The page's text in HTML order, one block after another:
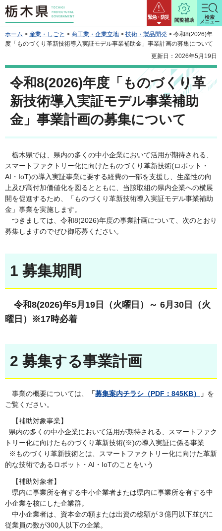
栃木県 緊急・防災
閲覧補助
検索
メニュー
ホーム > 産業・しごと > 商工業・企業立地 > 技術・製品開発 > 令和8(2026)年
度「ものづくり革新技術導入実証モデル事業補助金」事業計画の募集について
更新日：2026年5月19日
令和8(2026)年度「ものづくり革
新技術導入実証モデル事業補助
金」事業計画の募集について
栃木県では、県内の多くの中小企業において活用が期待される、
スマートファクトリー化に向けたものづくり革新技術(ロボット・
AI・IoT)の導入実証事業に要する経費の一部を支援し、生産性の向
上及び高付加価値化を図るとともに、当該取組の県内企業への横展
開を促進するため、「ものづくり革新技術導入実証モデル事業補助
金」事業を実施します。
つきましては、令和8(2026)年度の事業計画について、次のとおり
募集しますのでぜひ御応募ください。
1 募集期間
令和8(2026)年5月19 日（火曜日）～ 6月30日（火
曜日）※17時必着
2 募集する事業計画
事業の概要については、 「募集案内チラシ（PDF：845KB） 」 を
ご覧ください。
【補助対象事業】
県内の多くの中小企業において活用が期待される、スマートファク
トリー化に向けたものづくり革新技術(※)の導入実証に係る事業
※ものづくり革新技術とは、スマートファクトリー化に向けた革新
的な技術であるロボット・AI・IoTのことをいう
【補助対象者】
県内に事業所を有する中小企業者または県内に事業所を有する中
小企業を核にした企業群。
中小企業者は、資本金の額または出資の総額が３億円以下並びに
従業員の数が300人以下の企業。